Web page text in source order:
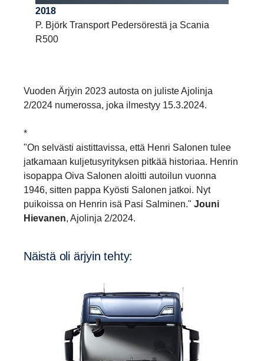
2018
P. Björk Transport Pedersörestä ja Scania
R500
Vuoden Ärjyin 2023 autosta on juliste Ajolinja
2/2024 numerossa, joka ilmestyy 15.3.2024.
*
"On selvästi aistittavissa, että Henri Salonen tulee
jatkamaan kuljetusyrityksen pitkää historiaa. Henrin
isopappa Oiva Salonen aloitti autoilun vuonna
1946, sitten pappa Kyösti Salonen jatkoi. Nyt
puikoissa on Henrin isä Pasi Salminen." Jouni
Hievanen, Ajolinja 2/2024.
Näistä oli ärjyin tehty: